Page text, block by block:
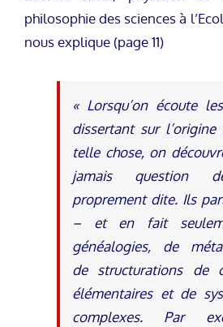
philosophie des sciences à
nous explique (page 11)
« Lorsqu’on écoute
dissertant sur
telle chose, on
jamais question
proprement dite. Ils
– et en fait
généalogies, de
de structurations de
élémentaires et de
complexes. Par